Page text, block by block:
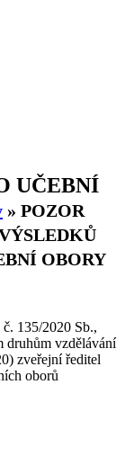
UČEBNÍ
» POZOR
OBORY
135/2020 Sb.,
druhům vzdělávání
zveřejní ředitel
oborů